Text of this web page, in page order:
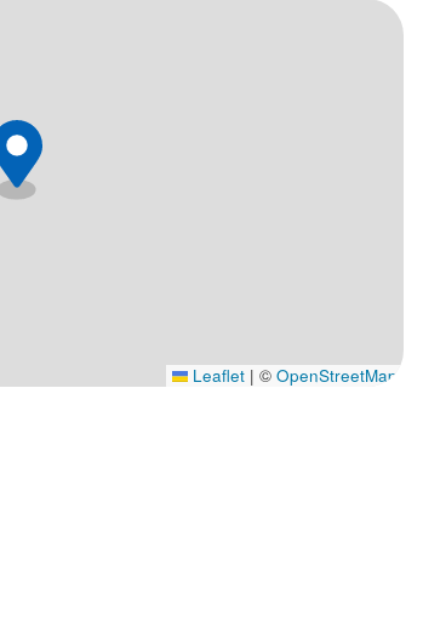
Leaflet | © OpenStreetMap